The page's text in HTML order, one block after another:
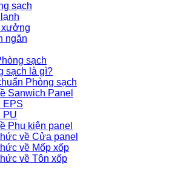
sạch
xưởng
ngăn
sạch
sạch là gì?
Phòng sạch
Sanwich Panel
EPS
PU
Phụ kiện panel
về Cửa panel
về Mốp xốp
về Tôn xốp